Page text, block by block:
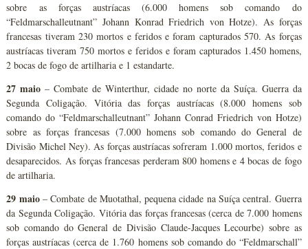
sobre as forças austríacas (6.000 homens sob comando do
“Feldmarschalleutnant” Johann Konrad Friedrich von Hotze). As forças
francesas tiveram 230 mortos e feridos e foram capturados 570. As forças
austríacas tiveram 750 mortos e feridos e foram capturados 1.450 homens,
2 bocas de fogo de artilharia e 1 estandarte.
27 maio – Combate de Winterthur, cidade no norte da Suíça. Guerra da
Segunda Coligação. Vitória das forças austríacas (8.000 homens sob
comando do “Feldmarschalleutnant” Johann Conrad Friedrich von Hotze)
sobre as forças francesas (7.000 homens sob comando do General de
Divisão Michel Ney). As forças austríacas sofreram 1.000 mortos, feridos e
desaparecidos. As forças francesas perderam 800 homens e 4 bocas de fogo
de artilharia.
29 maio– Combate de Muotathal, pequena cidade na Suíça central. Guerra
da Segunda Coligação. Vitória das forças francesas (cerca de 7.000 homens
sob comando do General de Divisão Claude-Jacques Lecourbe) sobre as
forças austríacas (cerca de 1.760 homens sob comando do “Feldmarschall”